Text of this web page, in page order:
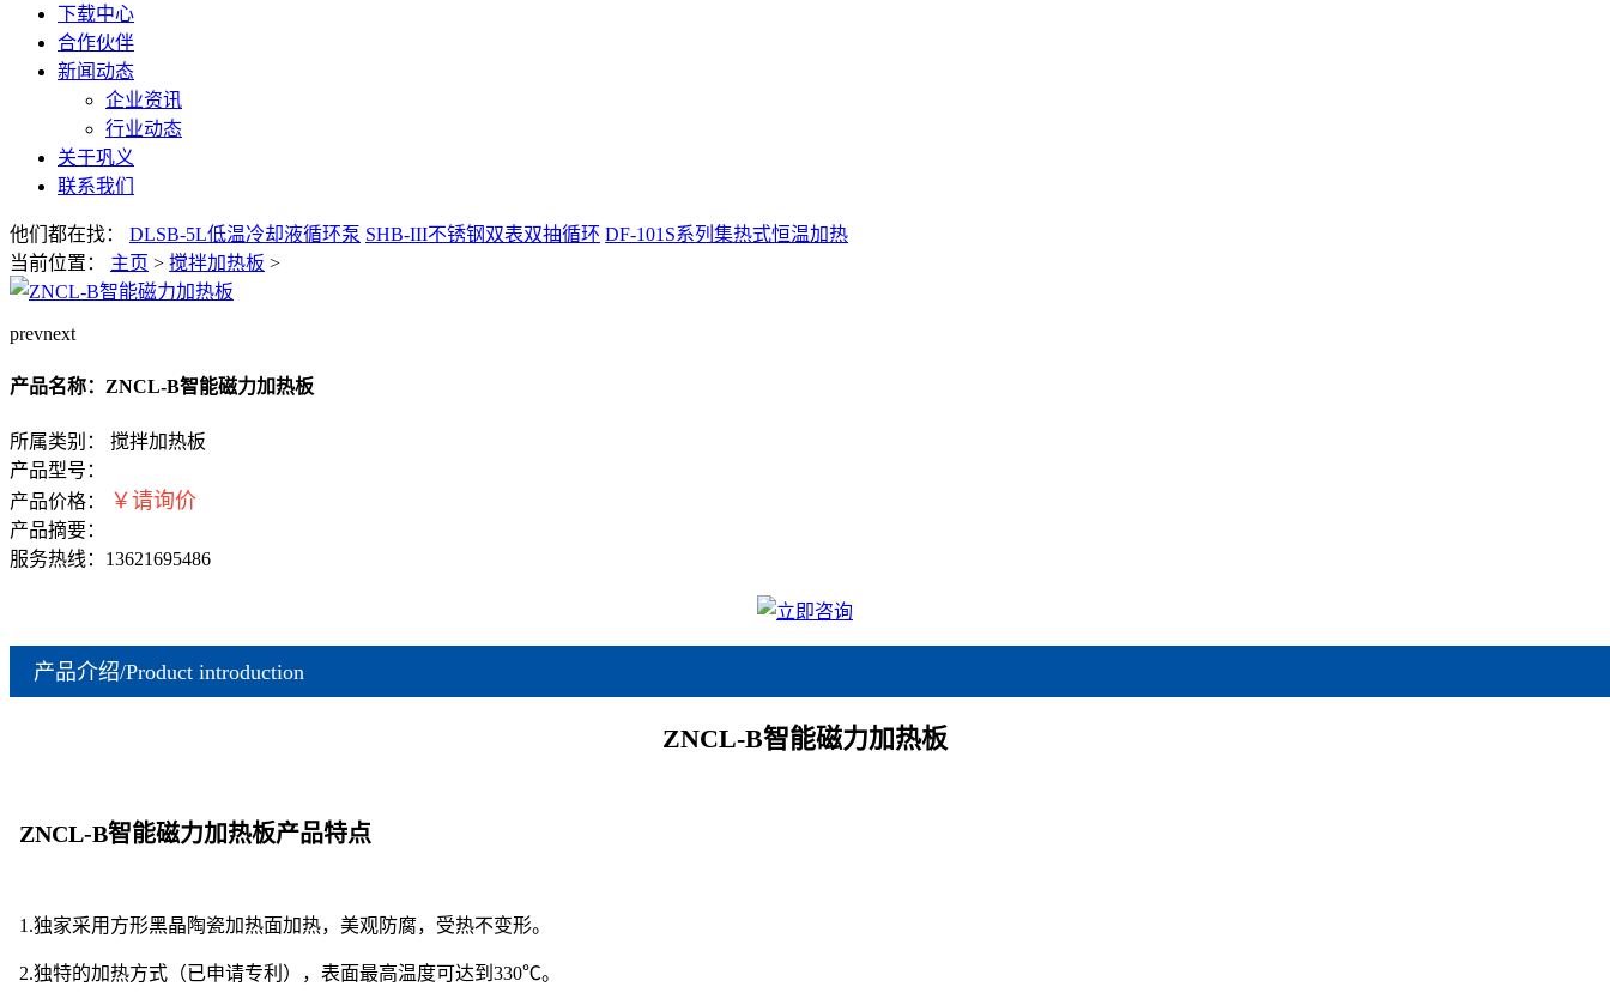
下载中心
合作伙伴
新闻动态
企业资讯
行业动态
关于巩义
联系我们
他们都在找： DLSB-5L低温冷却液循环泵 SHB-III不锈钢双表双抽循环 DF-101S系列集热式恒温加热
当前位置 ： 主页 > 搅拌加热板 >
prevnext
产品名称：ZNCL-B智能磁力加热板
所属类别： 搅拌加热板
产品型号：
产品价格：
￥请询价
产品摘要：
服务热线： 13621695486
产品介绍/Product introduction
ZNCL-B智能磁力加热板
ZNCL-B智能磁力加热板产品特点
1.独家采用方形黑晶陶瓷加热面加热，美观防腐，受热不变形。
2.独特的加热方式（已申请专利），表面最高温度可达到330℃。